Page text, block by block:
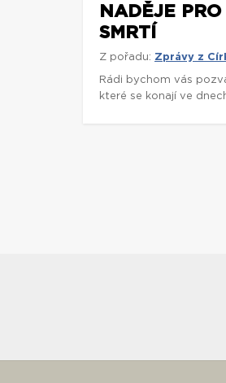
NADĚJE
SMRTÍ
Z pořadu: Zprávy z
Rádi bychom vás
které se konají ve